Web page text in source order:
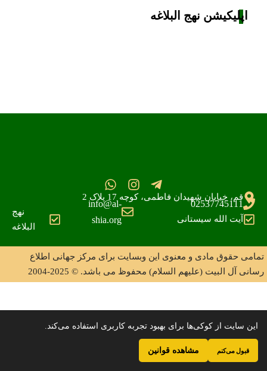
اپلیکیشن نهج البلاغه
قم، خیابان شهیدان فاطمی، کوچه 17 پلاک 2
02537745111
آیت الله سیستانی
info@al-
shia.org
نهج
البلاغه
تمامی حقوق مادی و معنوی این وبسایت برای مرکز جهانی اطلاع
رسانی آل البیت (علیهم السلام) محفوظ می باشد. © 2025-2004
این سایت از کوکی‌ها برای بهبود تجربه کاربری استفاده می‌کند.
قبول می‌کنم مشاهده قوانین